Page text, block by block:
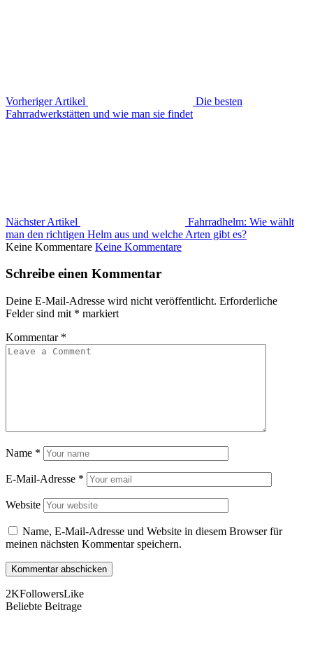
Vorheriger Artikel
Die besten
Fahrradwerkstätten und wie man sie findet
Nächster Artikel
Fahrradhelm: Wie wählt
man den richtigen Helm aus und welche Arten gibt es?
Keine Kommentare Keine Kommentare
Schreibe einen Kommentar
Deine E-Mail-Adresse wird nicht veröffentlicht. Erforderliche
Felder sind mit * markiert
Kommentar *
Name *
E-Mail-Adresse *
Website
Name, E-Mail-Adresse und Website in diesem Browser für
meinen nächsten Kommentar speichern.
2KFollowersLike
Beliebte Beitrage